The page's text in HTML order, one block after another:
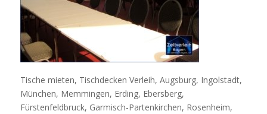
Tische mieten, Tischdecken Verleih, Augsburg, Ingolstadt,
München, Memmingen, Erding, Ebersberg,
Fürstenfeldbruck, Garmisch-Partenkirchen, Rosenheim,